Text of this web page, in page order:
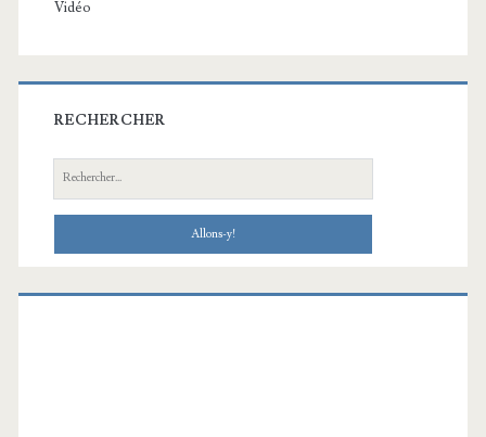
Vidéo
RECHERCHER
Recherche: